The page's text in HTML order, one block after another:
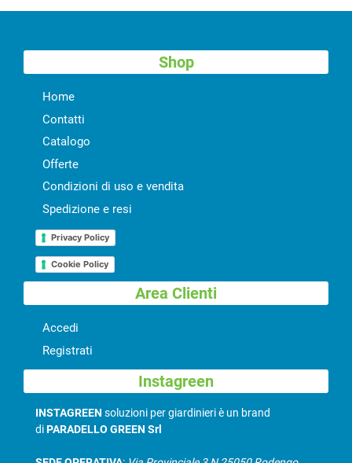
Shop
Home
Contatti
Catalogo
Offerte
Condizioni di uso e vendita
Spedizione e resi
Privacy Policy
Cookie Policy
Area Clienti
Accedi
Registrati
Instagreen
INSTAGREEN soluzioni per giardinieri è un brand
diPARADELLO GREEN Srl